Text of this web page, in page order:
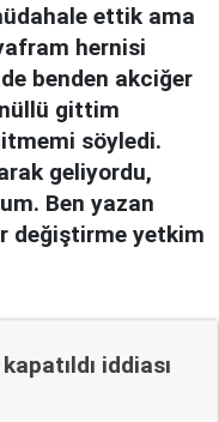
ettik ama
hernisi
benden akciğer
gittim
söyledi.
geliyordu,
Ben yazan
değiştirme yetkim
iddiası